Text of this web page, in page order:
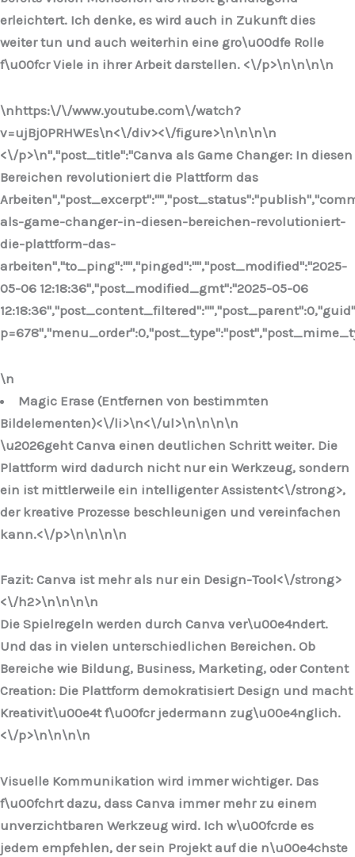
erleichtert. Ich denke, es wird auch in Zukunft dies
weiter tun und auch weiterhin eine gro\u00dfe Rolle
f\u00fcr Viele in ihrer Arbeit darstellen. <\/p>\n\n\n\n
\nhttps:\/\/www.youtube.com\/watch?
v=ujBj0PRHWEs\n<\/div><\/figure>\n\n\n\n
<\/p>\n","post_title":"Canva als Game Changer: In diesen
Bereichen revolutioniert die Plattform das
als-game-changer-in-diesen-bereichen-revolutioniert-
die-plattform-das-
arbeiten","to_ping":"","pinged":"","post_modified":"2025-
05-06 12:18:36","post_modified_gmt":"2025-05-06
\n
Magic Erase (Entfernen von bestimmten
Bildelementen)<\/li>\n<\/ul>\n\n\n\n
\u2026geht Canva einen deutlichen Schritt weiter. Die
Plattform wird dadurch nicht nur ein Werkzeug, sondern
ein ist mittlerweile ein intelligenter Assistent<\/strong>,
der kreative Prozesse beschleunigen und vereinfachen
kann.<\/p>\n\n\n\n
Fazit: Canva ist mehr als nur ein Design-Tool<\/strong>
<\/h2>\n\n\n\n
Die Spielregeln werden durch Canva ver\u00e4ndert.
Und das in vielen unterschiedlichen Bereichen. Ob
Bereiche wie Bildung, Business, Marketing, oder Content
Creation: Die Plattform demokratisiert Design und macht
Kreativit\u00e4t f\u00fcr jedermann zug\u00e4nglich.
<\/p>\n\n\n\n
Visuelle Kommunikation wird immer wichtiger. Das
f\u00fchrt dazu, dass Canva immer mehr zu einem
unverzichtbaren Werkzeug wird. Ich w\u00fcrde es
jedem empfehlen, der sein Projekt auf die n\u00e4chste